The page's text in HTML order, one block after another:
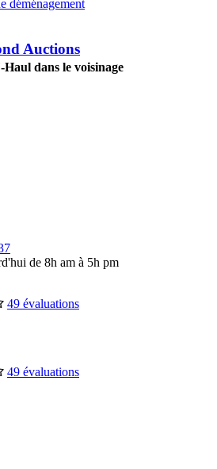
déménagement
Auctions
dans le voisinage
de 8h am à 5h pm
49 évaluations
49 évaluations